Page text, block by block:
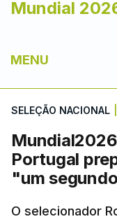
Mundial
MENU
SELEÇÃO NACIONAL
Portugal
"um
O selecionador